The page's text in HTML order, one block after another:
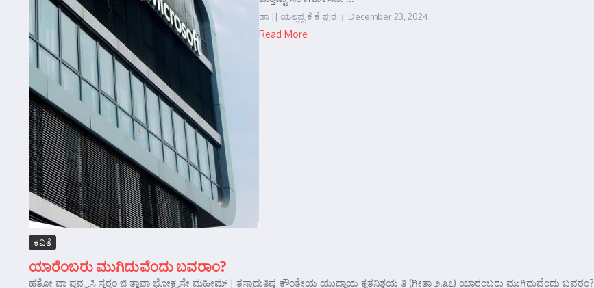
ಡಾ || ಯಲ್ಲಪ್ಪ ಕೆ ಕೆ ಪುರ December 23, 2024
Read More
ಕವಿತೆ
ಯಾರೆಂಬರು ಮುಗಿದುವೆಂದು ಬವರಾಂ?
ಹತೋ ವಾ ಪ್ತವ್ಸ್ಯಸಿ ಸ್ವರ್‍ಗಂ ಜಿ ತ್ವಾವಾ ಭೋಕ್ಷ್ಯಸೇ ಮಹೀಮ್ | ತಸ್ಮಾದುತಿಷ್ಟ ಕೌಂತೇಯ ಯುದ್ಧಾಯ ಕೃತನಿಶ್ಚಯ ತಿ (ಗೀತಾ ೨.೩೭) ಯಾರಂಬರು ಮುಗಿದುವೆಂದು ಬವರಂ?